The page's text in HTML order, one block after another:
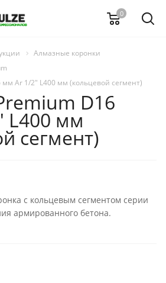
0
Алмазные коронки
мм Ar 1/2" L400 мм (кольцевой сегмент)
D16
L400 мм
сегмент)
с кольцевым сегментом серии
армированного бетона.